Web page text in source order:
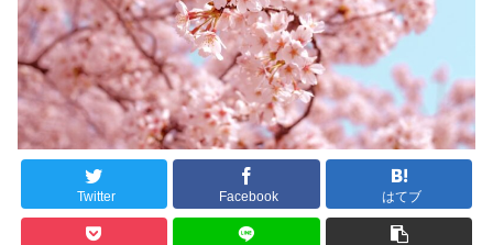
Twitter Facebook はてブ